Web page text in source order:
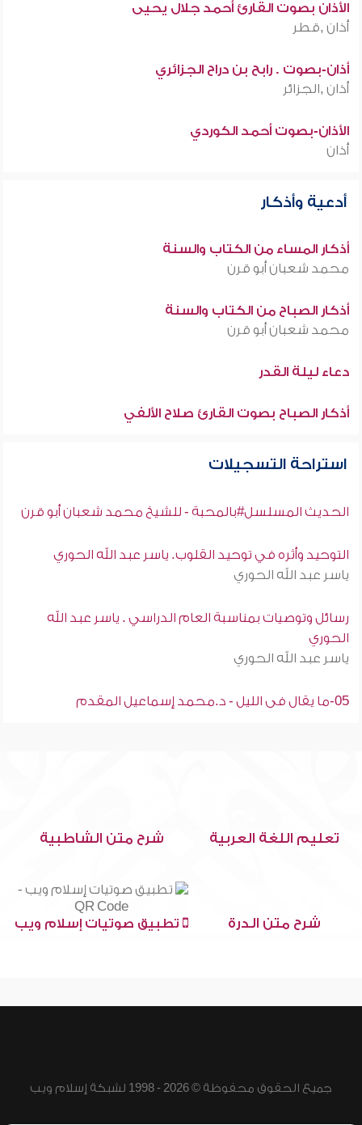
الأذان بصوت القارئ أحمد جلال يحيى
أذان ,قطر
أذان-بصوت . رابح بن دراح الجزائري
أذان ,الجزائر
الأذان-بصوت أحمد الكوردي
أذان
أدعية وأذكار
أذكار المساء من الكتاب والسنة
محمد شعبان أبو قرن
أذكار الصباح من الكتاب والسنة
محمد شعبان أبو قرن
دعاء ليلة القدر
أذكار الصباح بصوت القارئ صلاح الألفي
استراحة التسجيلات
الحديث المسلسل#بالمحبة - للشيخ محمد شعبان أبو قرن
التوحيد وأثره في توحيد القلوب. ياسر عبد الله الحوري
ياسر عبد الله الحوري
رسائل وتوصيات بمناسبة العام الدراسي . ياسر عبد الله
الحوري
ياسر عبد الله الحوري
05-ما يقال فى الليل - د.محمد إسماعيل المقدم
تعليم اللغة العربية شرح متن الشاطبية
شرح متن الدرة تطبيق صوتيات إسلام ويب
جميع الحقوق محفوظة © 2026 - 1998 لشبكة إسلام ويب